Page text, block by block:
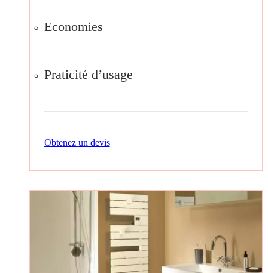
Economies
Praticité d’usage
Obtenez un devis